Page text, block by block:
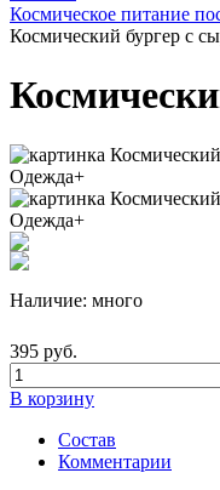
Космическое питание
Космический бургер с
Наличие: много
395 руб.
В корзину
Состав
Комментарии